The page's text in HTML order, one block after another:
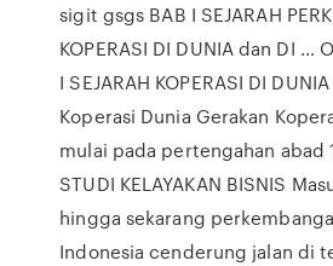
sigit gsgs BAB I SEJARAH
KOPERASI DI DUNIA dan DI …
I SEJARAH KOPERASI DI
Koperasi Dunia Gerakan
mulai pada pertengahan abad
STUDI KELAYAKAN BISNIS
hingga sekarang
Indonesia cenderung jalan di